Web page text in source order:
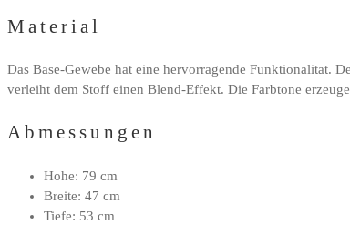
Material
Das Base-Gewebe hat eine hervorragende Funktionalitat.
verleiht dem Stoff einen Blend-Effekt. Die Farbtone
Abmessungen
Hohe: 79 cm
Breite: 47 cm
Tiefe: 53 cm